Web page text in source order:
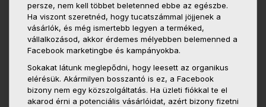
persze, nem kell többet beletenned ebbe az egészbe.
Ha viszont szeretnéd, hogy tucatszámmal jöjjenek a
vásárlók, és még ismertebb legyen a terméked,
vállalkozásod, akkor érdemes mélyebben belemenned a
Facebook marketingbe és kampányokba.
Sokakat látunk meglepődni, hogy leesett az organikus
elérésük. Akármilyen bosszantó is ez, a Facebook
bizony nem egy közszolgáltatás. Ha üzleti fiókkal te el
akarod érni a potenciális vásárlóidat, azért bizony fizetni